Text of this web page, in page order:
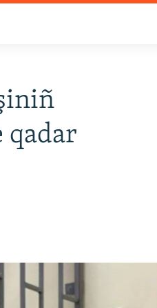
qadar